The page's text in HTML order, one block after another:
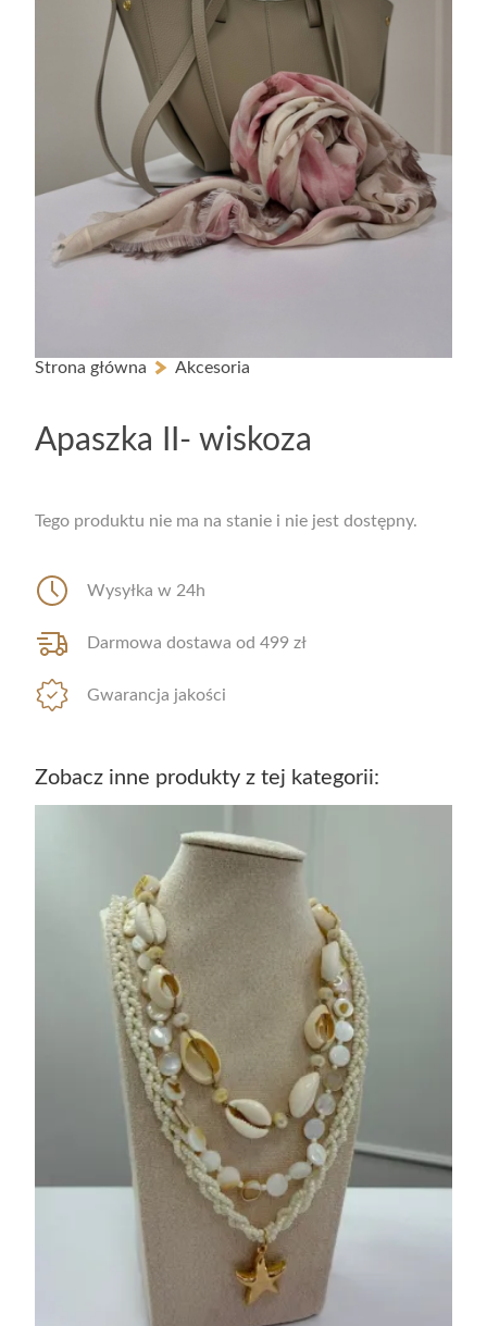
Strona główna Akcesoria
Apaszka II- wiskoza
Tego produktu nie ma na stanie i nie jest dostępny.
Wysyłka w 24h
Darmowa dostawa od 499 zł
Gwarancja jakości
Zobacz inne produkty z tej kategorii: